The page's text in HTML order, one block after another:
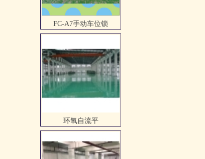
环氧自流平
丙烯酸撒砂止滑地坪